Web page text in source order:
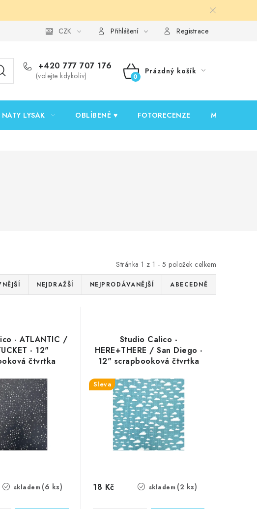
Podmínky ochrany osobních údajů Ověřování recenzí
CZK Přihlášení Registrace
+420 777 707 176
(volejte kdykoliv)
NÁKUPNÍ
Prázdný košík
NATY LYSAK OBLÍBENÉ ♥️ FOTORECENZE MOJE
Stránka 1 z 1 - 5 položek celkem
NEJDRAŽŠÍ NEJPRODÁVANĚJŠÍ ABECEDNĚ
- ATLANTIC /
- 12"
čtvrtka
skladem (6 ks)
Studio Calico -
HERE+THERE / San Diego -
12" scrapbooková čtvrtka
Sleva
skladem (2 ks)
18 Kč